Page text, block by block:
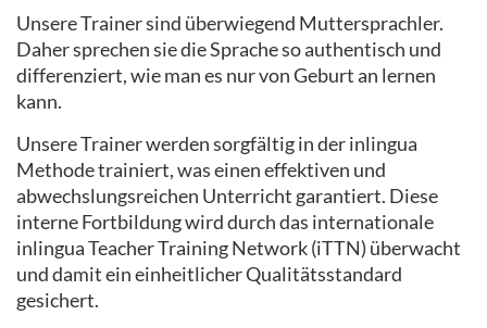
Unsere Trainer sind überwiegend Muttersprachler.
Daher sprechen sie die Sprache so authentisch und
differenziert, wie man es nur von Geburt an lernen
kann.
Unsere Trainer werden sorgfältig in der inlingua
Methode trainiert, was einen effektiven und
abwechslungsreichen Unterricht garantiert. Diese
interne Fortbildung wird durch das internationale
inlingua Teacher Training Network (iTTN) überwacht
und damit ein einheitlicher Qualitätsstandard
gesichert.